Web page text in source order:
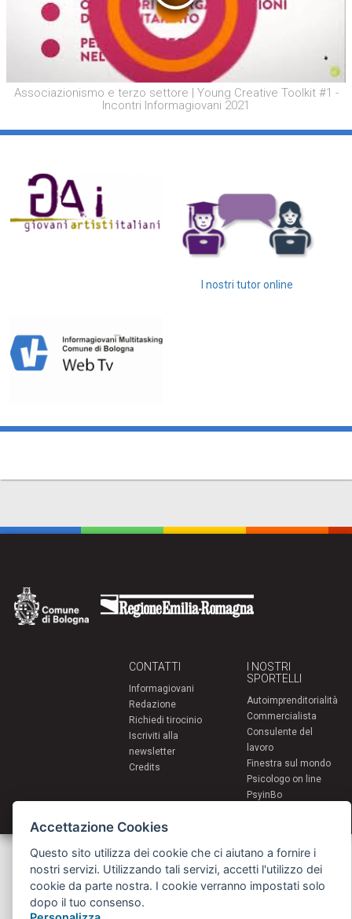
Associazionismo e terzo settore | Young Creative Toolkit #1 -
Incontri Informagiovani 2021
I nostri tutor online
CONTATTI
Informagiovani
Redazione
Richiedi tirocinio
Iscriviti alla
newsletter
Credits
I NOSTRI
SPORTELLI
Autoimprenditorialità
Commercialista
Consulente del
lavoro
Finestra sul mondo
Psicologo on line
PsyinBo
Servizi per i giovani - Scambi e soggiorni all'estero
Comune di Bologna | Piazza Maggiore 6 - 40124 Bologna
giovani@comune.bologna.it
Accettazione Cookies
Questo sito utilizza dei cookie che ci aiutano a fornire i
nostri servizi. Utilizzando tali servizi, accetti l'utilizzo dei
cookie da parte nostra. I cookie verranno impostati solo
dopo il tuo consenso.